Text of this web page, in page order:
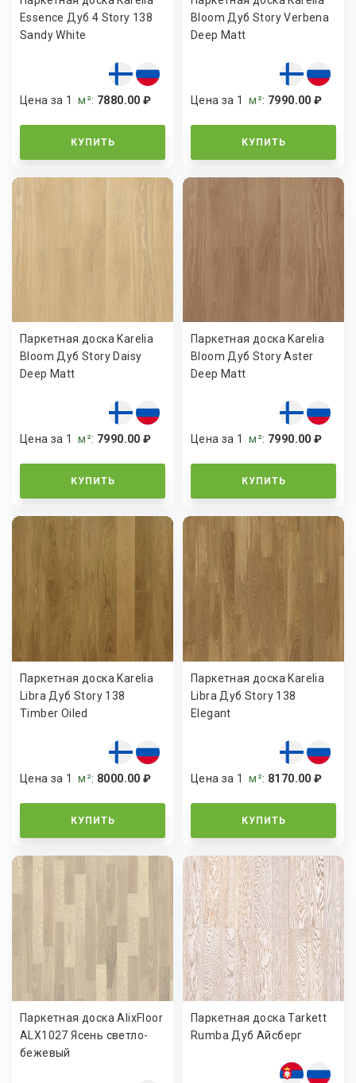
Essence Дуб 4 Story 138
Sandy White
Цена за 1м²: 7880.00 ₽
КУПИТЬ
Bloom Дуб Story Verbena
Deep Matt
Цена за 1м²: 7990.00 ₽
КУПИТЬ
Паркетная доска Karelia
Bloom Дуб Story Daisy
Deep Matt
Цена за 1м²: 7990.00 ₽
КУПИТЬ
Паркетная доска Karelia
Bloom Дуб Story Aster
Deep Matt
Цена за 1м²: 7990.00 ₽
КУПИТЬ
Паркетная доска Karelia
Libra Дуб Story 138
Timber Oiled
Цена за 1м²: 8000.00 ₽
КУПИТЬ
Паркетная доска Karelia
Libra Дуб Story 138
Elegant
Цена за 1м²: 8170.00 ₽
КУПИТЬ
Паркетная доска AlixFloor
ALX1027 Ясень светло-
бежевый
Паркетная доска Tarkett
Rumba Дуб Айсберг